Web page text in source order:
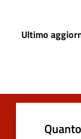
Ultimo